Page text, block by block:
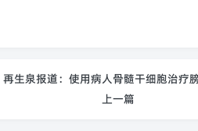
再生泉报道：使用病人骨髓干细胞治疗
上一篇